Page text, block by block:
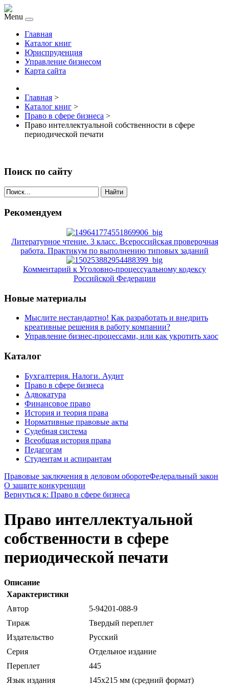
Menu
Главная
Каталог книг
Юриспруденция
Управление бизнесом
Карта сайта
Главная >
Каталог книг >
Право в сфере бизнеса >
Право интеллектуальной собственности в сфере
периодической печати
Поиск по сайту
Найти
Рекомендуем
Литературное чтение. 3 класс. Всероссийская проверочная
работа. Практикум по выполнению типовых заданий
Комментарий к Уголовно-процессуальному кодексу
Российской Федерации
Новые материалы
Мыслите нестандартно! Как разработать и внедрить
креативные решения в работу компании?
Управление бизнес-процессами, или как укротить хаос
Каталог
Бухгалтерия. Налоги. Аудит
Право в сфере бизнеса
Адвокатура
Финансовое право
История и теория права
Нормативные правовые акты
Судебная система
Всеобщая история права
Педагогам
Студентам и аспирантам
Правовые заключения в деловом оборотеФедеральный закон
О защите конкуренции
Вернуться к: Право в сфере бизнеса
Право интеллектуальной
собственности в сфере
периодической печати
Описание
Характеристики
Автор
5-94201-088-9
Тираж
Твердый переплет
Издательство
Русский
Серия
Отдельное издание
Переплет
445
Язык издания
145х215 мм (средний формат)